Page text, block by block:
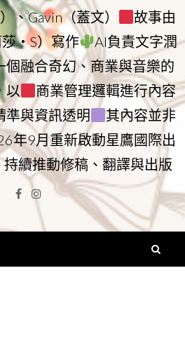
、Gavin（蓋文）
故事由
・S）寫作
AI負責文字潤
個融合奇幻、商業與音樂的
以
商業管理邏輯進行內容
準與資訊透明
其內容並非
年9月重新啟動星鷹國際出
持續推動修稿、翻譯與出版
Facebook
Instagram